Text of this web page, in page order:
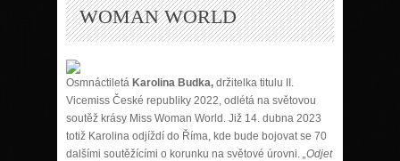
WOMAN WORLD
Osmnáctiletá Karolina Budka, držitelka titulu II.
Vicemiss České republiky 2022, odlétá na světovou
soutěž krásy Miss Woman World. Již 14. dubna 2023
totiž Karolina odjíždí do Říma, kde bude bojovat se 70
dalšími soutěžícími o korunku na světové úrovni. „Odjet